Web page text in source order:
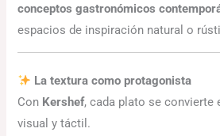
conceptos gastronómicos
espacios de inspiración natural o
La textura como protagonista
Con Kershef, cada plato se convierte
visual y táctil.